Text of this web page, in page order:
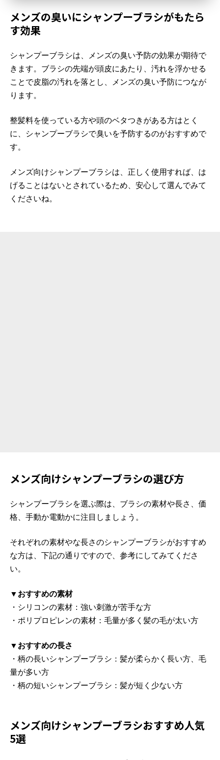
メンズの臭いにシャンプーブラシがもたら
す効果
シャンプーブラシは、メンズの臭い予防の効果が期待で
きます。ブラシの先端が頭皮にあたり、汚れを浮かせる
ことで皮脂の汚れを落とし、メンズの臭い予防につなが
ります。
整髪料を使っている方や頭のベタつきがある方はとく
に、シャンプーブラシで臭いを予防するのがおすすめで
す。
メンズ向けシャンプーブラシは、正しく使用すれば、は
げることはないとされているため、安心して選んでみて
くださいね。
メンズ向けシャンプーブラシの選び方
シャンプーブラシを選ぶ際は、ブラシの素材や長さ、価
格、手動か電動かに注目しましょう。
それぞれの素材やな長さのシャンプーブラシがおすすめ
な方は、下記の通りですので、参考にしてみてくださ
い。
▼おすすめの素材
・シリコンの素材：強い刺激が苦手な方
・ポリプロピレンの素材：毛量が多く髪の毛が太い方
▼おすすめの長さ
・柄の長いシャンプーブラシ：髪が柔らかく長い方、毛
量が多い方
・柄の短いシャンプーブラシ：髪が短く少ない方
メンズ向けシャンプーブラシおすすめ人気
5選